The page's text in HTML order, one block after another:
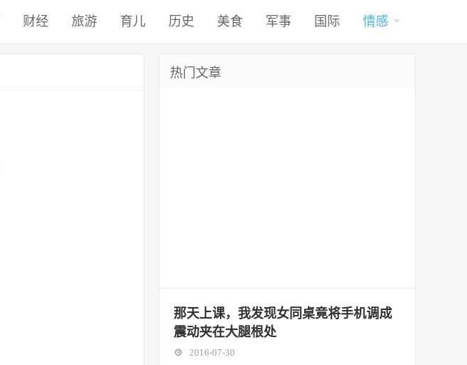
财经 旅游 育儿 历史 美食 军事 国际 情感
热门文章
那天上课，我发现女同桌竟将手机调成
震动夹在大腿根处
2016-07-30